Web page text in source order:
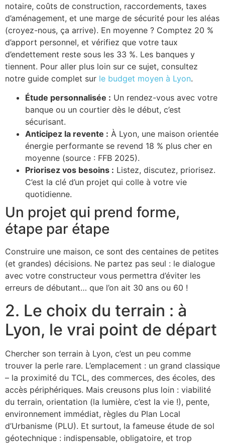
notaire, coûts de construction, raccordements, taxes
d’aménagement, et une marge de sécurité pour les aléas
(croyez-nous, ça arrive). En moyenne ? Comptez 20 %
d’apport personnel, et vérifiez que votre taux
d’endettement reste sous les 33 %. Les banques y
tiennent. Pour aller plus loin sur ce sujet, consultez
notre guide complet sur le budget moyen à Lyon.
Étude personnalisée : Un rendez-vous avec votre
banque ou un courtier dès le début, c’est
sécurisant.
Anticipez la revente : À Lyon, une maison orientée
énergie performante se revend 18 % plus cher en
moyenne (source : FFB 2025).
Priorisez vos besoins : Listez, discutez, priorisez.
C’est la clé d’un projet qui colle à votre vie
quotidienne.
Un projet qui prend forme,
étape par étape
Construire une maison, ce sont des centaines de petites
(et grandes) décisions. Ne partez pas seul : le dialogue
avec votre constructeur vous permettra d’éviter les
erreurs de débutant… que l’on ait 30 ans ou 60 !
2. Le choix du terrain : à
Lyon, le vrai point de départ
Chercher son terrain à Lyon, c’est un peu comme
trouver la perle rare. L’emplacement : un grand classique
– la proximité du TCL, des commerces, des écoles, des
accès périphériques. Mais creusons plus loin : viabilité
du terrain, orientation (la lumière, c’est la vie !), pente,
environnement immédiat, règles du Plan Local
d’Urbanisme (PLU). Et surtout, la fameuse étude de sol
géotechnique : indispensable, obligatoire, et trop